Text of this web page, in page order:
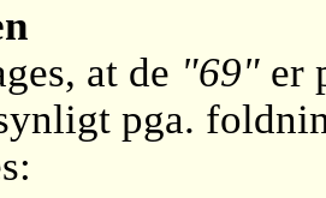
at de "69"er
pga.